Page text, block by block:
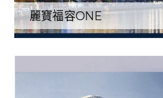
麗寶福容ONE